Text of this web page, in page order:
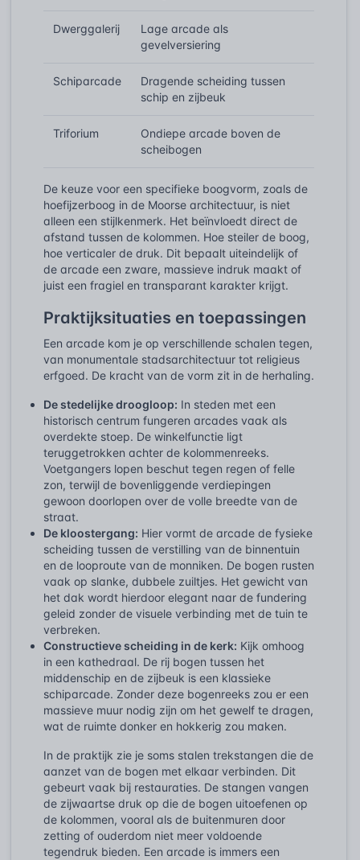
Dwerggalerij
Lage arcade als
gevelversiering
Schiparcade
Dragende scheiding tussen
schip en zijbeuk
Triforium
Ondiepe arcade boven de
scheibogen
De keuze voor een specifieke boogvorm, zoals de
hoefijzerboog in de Moorse architectuur, is niet
alleen een stijlkenmerk. Het beïnvloedt direct de
afstand tussen de kolommen. Hoe steiler de boog,
hoe verticaler de druk. Dit bepaalt uiteindelijk of
de arcade een zware, massieve indruk maakt of
juist een fragiel en transparant karakter krijgt.
Praktijksituaties en toepassingen
Een arcade kom je op verschillende schalen tegen,
van monumentale stadsarchitectuur tot religieus
erfgoed. De kracht van de vorm zit in de herhaling.
De stedelijke droogloop: In steden met een
historisch centrum fungeren arcades vaak als
overdekte stoep. De winkelfunctie ligt
teruggetrokken achter de kolommenreeks.
Voetgangers lopen beschut tegen regen of felle
zon, terwijl de bovenliggende verdiepingen
gewoon doorlopen over de volle breedte van de
straat.
De kloostergang: Hier vormt de arcade de fysieke
scheiding tussen de verstilling van de binnentuin
en de looproute van de monniken. De bogen rusten
vaak op slanke, dubbele zuiltjes. Het gewicht van
het dak wordt hierdoor elegant naar de fundering
geleid zonder de visuele verbinding met de tuin te
verbreken.
Constructieve scheiding in de kerk: Kijk omhoog
in een kathedraal. De rij bogen tussen het
middenschip en de zijbeuk is een klassieke
schiparcade. Zonder deze bogenreeks zou er een
massieve muur nodig zijn om het gewelf te dragen,
wat de ruimte donker en hokkerig zou maken.
In de praktijk zie je soms stalen trekstangen die de
aanzet van de bogen met elkaar verbinden. Dit
gebeurt vaak bij restauraties. De stangen vangen
de zijwaartse druk op die de bogen uitoefenen op
de kolommen, vooral als de buitenmuren door
zetting of ouderdom niet meer voldoende
tegendruk bieden. Een arcade is immers een